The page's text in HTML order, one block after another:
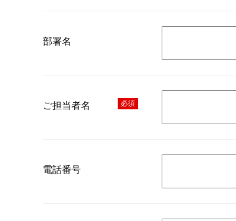
部署名
ご担当者名 必須
電話番号